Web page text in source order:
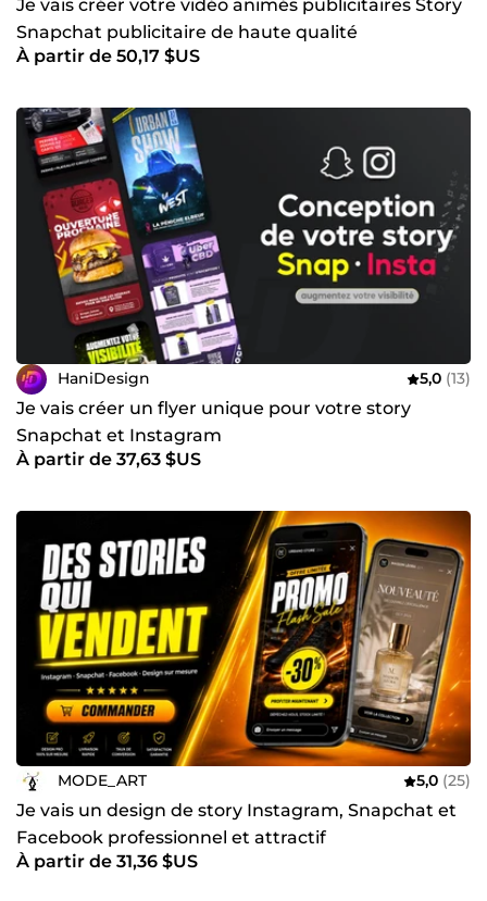
Je vais créer votre vidéo animés publicitaires Story
Snapchat publicitaire de haute qualité
À partir de 50,17 $US
HaniDesign 5,0 (13)
Je vais créer un flyer unique pour votre story
Snapchat et Instagram
À partir de 37,63 $US
MODE_ART 5,0 (25)
Je vais un design de story Instagram, Snapchat et
Facebook professionnel et attractif
À partir de 31,36 $US